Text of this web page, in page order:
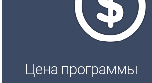
Цена программы